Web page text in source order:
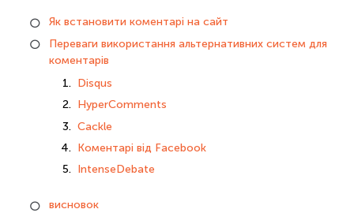
Як встановити коментарі на сайт
Переваги використання альтернативних систем для
коментарів
Disqus
HyperComments
Cackle
Коментарі від Facebook
IntenseDebate
висновок